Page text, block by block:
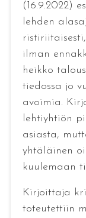
(16.9.2022)
lehden
ilman
heikko
tiedossa jo
avoimia.
lehtiyhtiön
asiasta,
yhtäläinen
kuulemaan
Kirjoittaja
toteutettiin